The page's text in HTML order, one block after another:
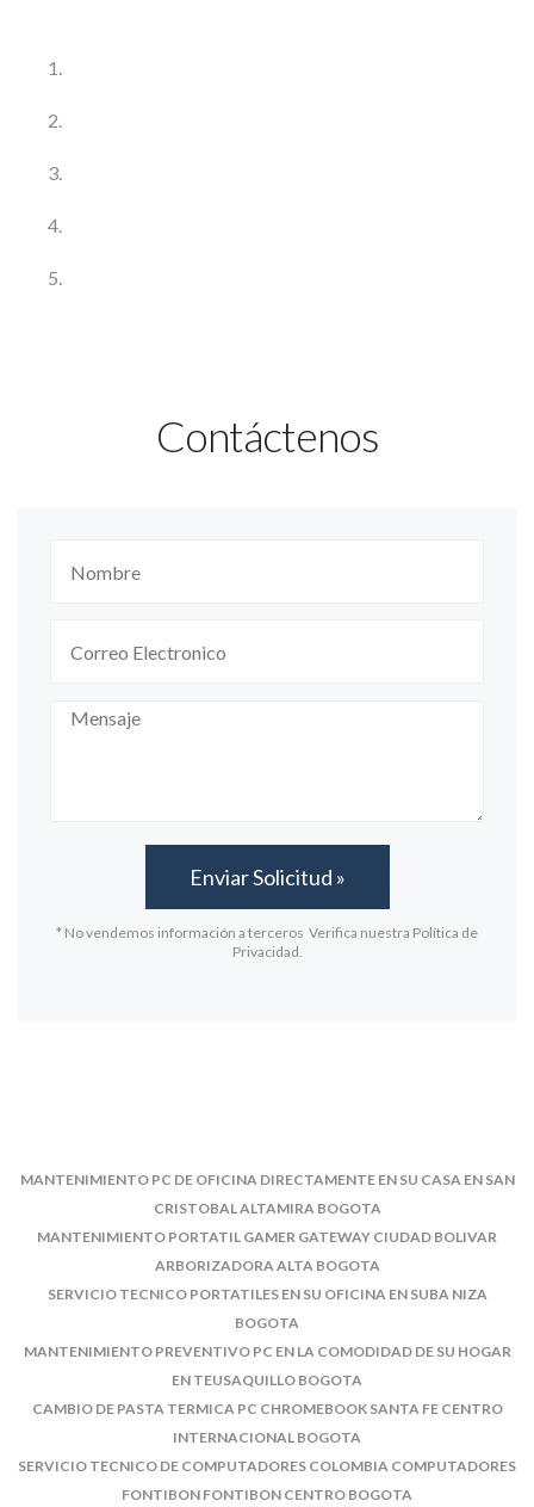
Contáctenos
* No vendemos información a terceros Verifica nuestra Política de
Privacidad.
MANTENIMIENTO PC DE OFICINA DIRECTAMENTE EN SU CASA EN SAN
CRISTOBAL ALTAMIRA BOGOTA
MANTENIMIENTO PORTATIL GAMER GATEWAY CIUDAD BOLIVAR
ARBORIZADORA ALTA BOGOTA
SERVICIO TECNICO PORTATILES EN SU OFICINA EN SUBA NIZA
BOGOTA
MANTENIMIENTO PREVENTIVO PC EN LA COMODIDAD DE SU HOGAR
EN TEUSAQUILLO BOGOTA
CAMBIO DE PASTA TERMICA PC CHROMEBOOK SANTA FE CENTRO
INTERNACIONAL BOGOTA
SERVICIO TECNICO DE COMPUTADORES COLOMBIA COMPUTADORES
FONTIBON FONTIBON CENTRO BOGOTA